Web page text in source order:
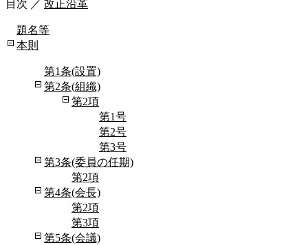
目次 ／ 改正沿革
題名等
本則
第1条(設置)
第2条(組織)
第2項
第1号
第2号
第3号
第3条(委員の任期)
第2項
第4条(会長)
第2項
第3項
第5条(会議)